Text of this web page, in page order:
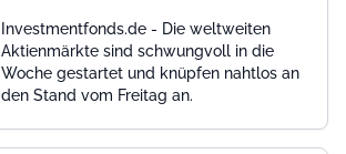
Investmentfonds.de - Die weltweiten
Aktienmärkte sind schwungvoll in die
Woche gestartet und knüpfen nahtlos an
den Stand vom Freitag an.